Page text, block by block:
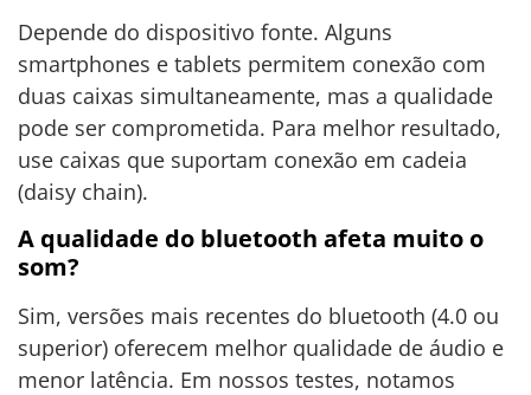
Depende do dispositivo fonte. Alguns
smartphones e tablets permitem conexão com
duas caixas simultaneamente, mas a qualidade
pode ser comprometida. Para melhor resultado,
use caixas que suportam conexão em cadeia
(daisy chain).
A qualidade do bluetooth afeta muito o
som?
Sim, versões mais recentes do bluetooth (4.0 ou
superior) oferecem melhor qualidade de áudio e
menor latência. Em nossos testes, notamos